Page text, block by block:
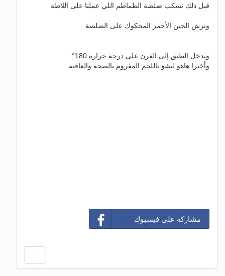
قبل ذلك نسكب صلصة الطماطم اللي عملنا على اللاطة
ونرش الجبن الأحمر المحكوك على الصلصة
وندخل الطبق إلى الفرن على درجة حرارة 180°
وأخيرا هاهو ليشو باللحم المفروم بالصحة والعافية
مشاركة على فيسبوك